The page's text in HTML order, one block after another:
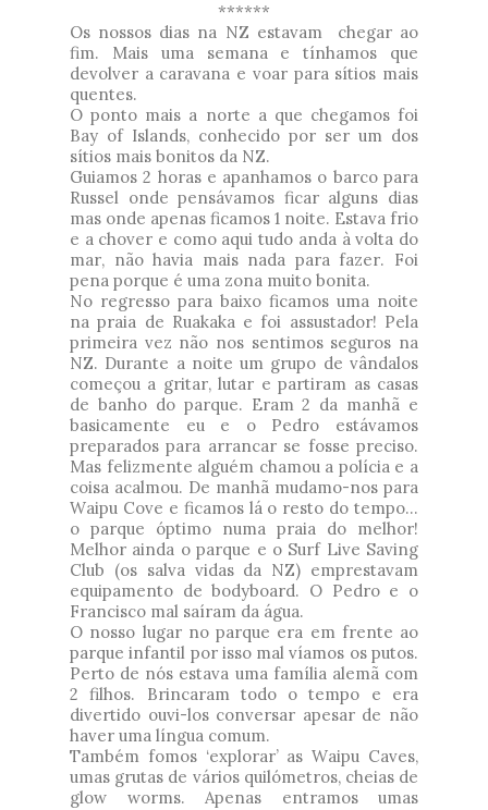
******
Os nossos dias na NZ estavam chegar ao
fim. Mais uma semana e tínhamos que
devolver a caravana e voar para sítios mais
quentes.
O ponto mais a norte a que chegamos foi
Bay of Islands, conhecido por ser um dos
sítios mais bonitos da NZ.
Guiamos 2 horas e apanhamos o barco para
Russel onde pensávamos ficar alguns dias
mas onde apenas ficamos 1 noite. Estava frio
e a chover e como aqui tudo anda à volta do
mar, não havia mais nada para fazer. Foi
pena porque é uma zona muito bonita.
No regresso para baixo ficamos uma noite
na praia de Ruakaka e foi assustador! Pela
primeira vez não nos sentimos seguros na
NZ. Durante a noite um grupo de vândalos
começou a gritar, lutar e partiram as casas
de banho do parque. Eram 2 da manhã e
basicamente eu e o Pedro estávamos
preparados para arrancar se fosse preciso.
Mas felizmente alguém chamou a polícia e a
coisa acalmou. De manhã mudamo-nos para
Waipu Cove e ficamos lá o resto do tempo…
o parque óptimo numa praia do melhor!
Melhor ainda o parque e o Surf Live Saving
Club (os salva vidas da NZ) emprestavam
equipamento de bodyboard. O Pedro e o
Francisco mal saíram da água.
O nosso lugar no parque era em frente ao
parque infantil por isso mal víamos os putos.
Perto de nós estava uma família alemã com
2 filhos. Brincaram todo o tempo e era
divertido ouvi-los conversar apesar de não
haver uma língua comum.
Também fomos ‘explorar’ as Waipu Caves,
umas grutas de vários quilómetros, cheias de
glow worms. Apenas entramos umas